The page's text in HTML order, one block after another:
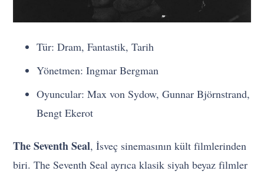
Tür: Dram, Fantastik, Tarih
Yönetmen: Ingmar Bergman
Oyuncular: Max von Sydow, Gunnar Björnstrand,
Bengt Ekerot
The Seventh Seal, İsveç sinemasının kült filmlerinden
biri. The Seventh Seal ayrıca klasik siyah beyaz filmler